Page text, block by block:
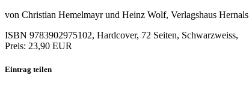
von Christian Hemelmayr und Heinz Wolf, Verlagshaus Hernals
ISBN 9783902975102, Hardcover, 72 Seiten, Schwarzweiss,
Preis: 23,90 EUR
Eintrag teilen